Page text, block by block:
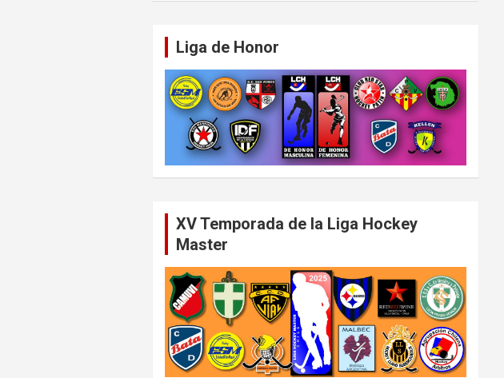
Liga de Honor
XV Temporada de la Liga Hockey
Master